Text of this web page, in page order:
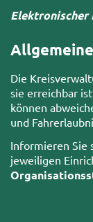
Elektronischer
Die
sie erreichbar
können
und
Informieren Sie
jeweiligen